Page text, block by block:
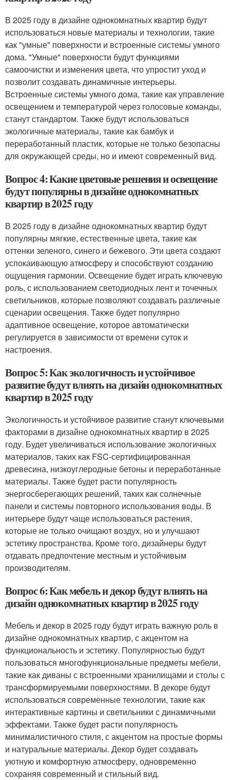
В 2025 году в дизайне однокомнатных квартир будут
использоваться новые материалы и технологии, такие
как "умные" поверхности и встроенные системы умного
дома. "Умные" поверхности будут функциями
самоочистки и изменения цвета, что упростит уход и
позволит создавать динамичные интерьеры.
Встроенные системы умного дома, такие как управление
освещением и температурой через голосовые команды,
станут стандартом. Также будут использоваться
экологичные материалы, такие как бамбук и
переработанный пластик, которые не только безопасны
для окружающей среды, но и имеют современный вид.
Вопрос 4: Какие цветовые решения и освещение
будут популярны в дизайне однокомнатных
квартир в 2025 году
В 2025 году в дизайне однокомнатных квартир будут
популярны мягкие, естественные цвета, такие как
оттенки зеленого, синего и бежевого. Эти цвета создают
успокаивающую атмосферу и способствуют созданию
ощущения гармонии. Освещение будет играть ключевую
роль, с использованием светодиодных лент и точечных
светильников, которые позволяют создавать различные
сценарии освещения. Также будет популярно
адаптивное освещение, которое автоматически
регулируется в зависимости от времени суток и
настроения.
Вопрос 5: Как экологичность и устойчивое
развитие будут влиять на дизайн однокомнатных
квартир в 2025 году
Экологичность и устойчивое развитие станут ключевыми
факторами в дизайне однокомнатных квартир в 2025
году. Будет увеличиваться использование экологичных
материалов, таких как FSC-сертифицированная
древесина, низкоуглеродные бетоны и переработанные
материалы. Также будет расти популярность
энергосберегающих решений, таких как солнечные
панели и системы повторного использования воды. В
интерьере будут чаще использоваться растения,
которые не только очищают воздух, но и улучшают
эстетику пространства. Кроме того, дизайнеры будут
отдавать предпочтение местным и устойчивым
производителям.
Вопрос 6: Как мебель и декор будут влиять на
дизайн однокомнатных квартир в 2025 году
Мебель и декор в 2025 году будут играть важную роль в
дизайне однокомнатных квартир, с акцентом на
функциональность и эстетику. Популярностью будут
пользоваться многофункциональные предметы мебели,
такие как диваны с встроенными хранилищами и столы с
трансформируемыми поверхностями. В декоре будут
использоваться современные технологии, такие как
интерактивные картины и светильники с динамичными
эффектами. Также будет расти популярность
минималистичного стиля, с акцентом на простые формы
и натуральные материалы. Декор будет создавать
уютную и комфортную атмосферу, одновременно
сохраняя современный и стильный вид.